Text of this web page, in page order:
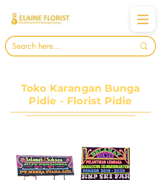
Toko Karangan Bunga
Pidie - Florist Pidie